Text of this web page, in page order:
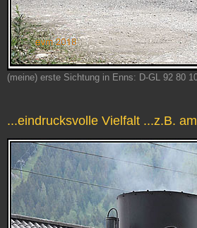
(meine) erste Sichtung in Enns: D-GL 92 80
...eindrucksvolle Vielfalt ...z.B.